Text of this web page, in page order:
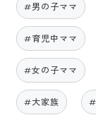
#男の子ママ
#育児中ママ
#女の子ママ
#大家族 #